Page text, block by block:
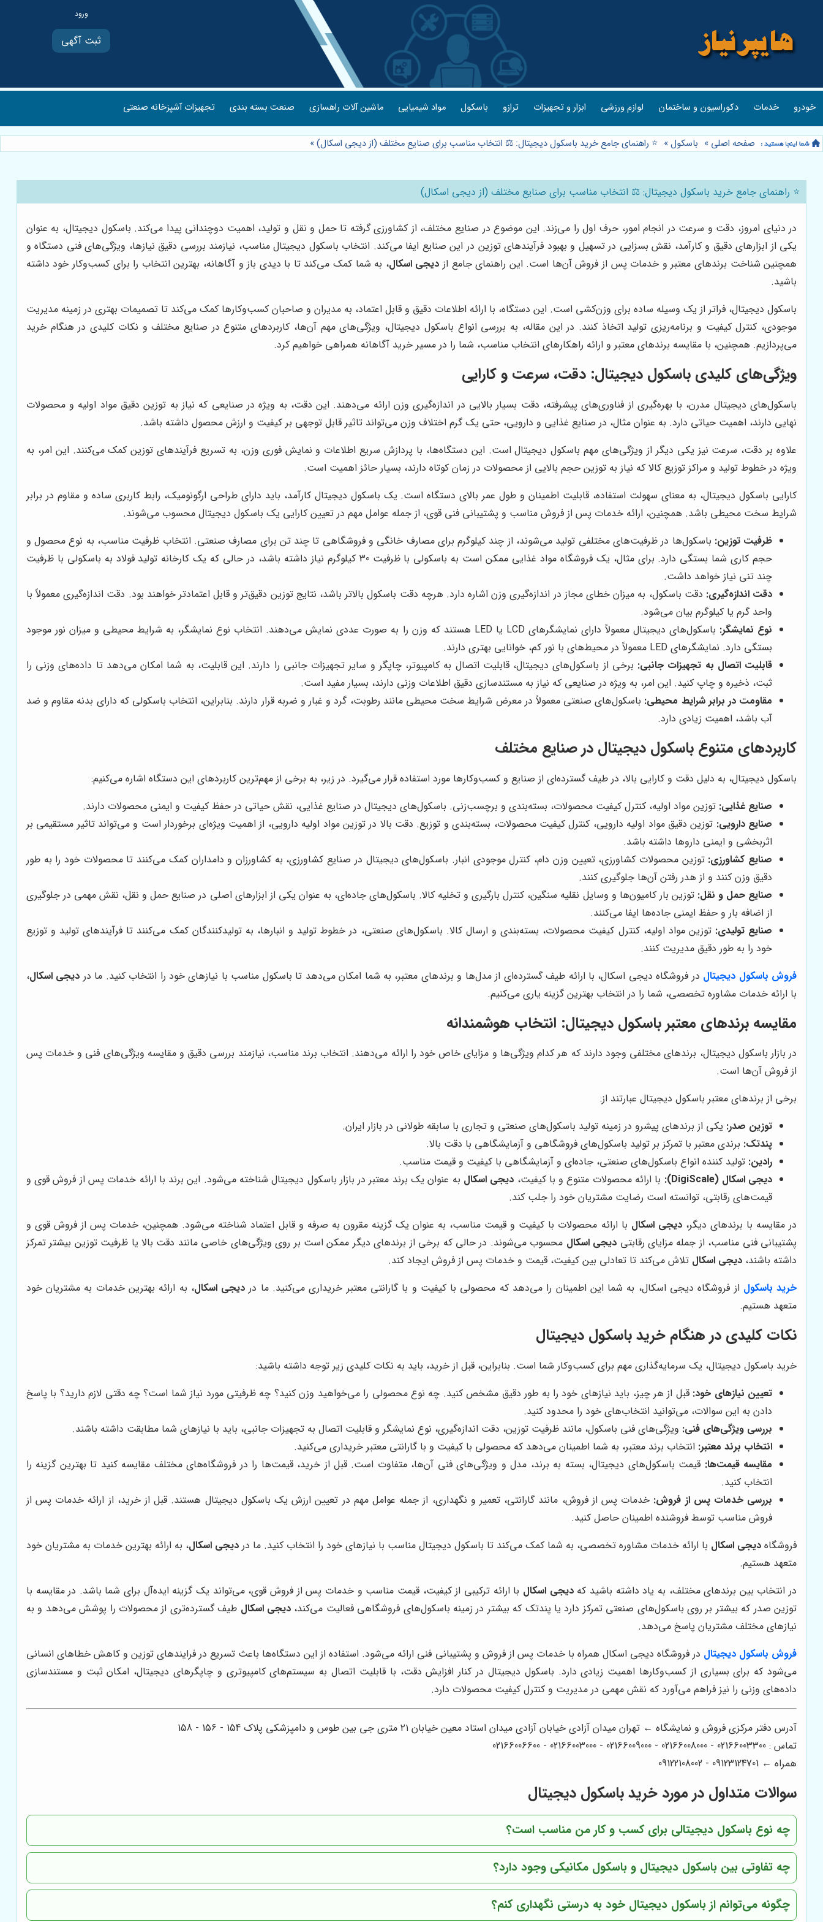
ثبت آگهی
خودرو خدمات دکوراسیون و ساختمان لوازم ورزشی ابزار و تجهیزات ترازو باسکول مواد شیمیایی ماشین آلات راهسازی صنعت بسته بندی تجهیزات آشپزخانه صنعتی
صفحه اصلی » باسکول» ⭐️ راهنمای جامع خرید باسکول دیجیتال: ⚖️ انتخاب مناسب برای صنایع مختلف (از دیجی اسکال)»
⭐️ راهنمای جامع خرید باسکول دیجیتال: ⚖️ انتخاب مناسب برای صنایع مختلف (از دیجی اسکال)
در دنیای امروز، دقت و سرعت در انجام امور، حرف اول را می‌زند. این موضوع در صنایع مختلف، از کشاورزی گرفته تا حمل و نقل و تولید، اهمیت دوچندانی پیدا می‌کند. باسکول دیجیتال، به عنوان
یکی از ابزارهای دقیق و کارآمد، نقش بسزایی در تسهیل و بهبود فرآیندهای توزین در این صنایع ایفا می‌کند. انتخاب باسکول دیجیتال مناسب، نیازمند بررسی دقیق نیازها، ویژگی‌های فنی دستگاه و
همچنین شناخت برندهای معتبر و خدمات پس از فروش آن‌ها است. این راهنمای جامع از دیجی اسکال، به شما کمک می‌کند تا با دیدی باز و آگاهانه، بهترین انتخاب را برای کسب‌وکار خود داشته
باشید.
باسکول دیجیتال، فراتر از یک وسیله ساده برای وزن‌کشی است. این دستگاه، با ارائه اطلاعات دقیق و قابل اعتماد، به مدیران و صاحبان کسب‌وکارها کمک می‌کند تا تصمیمات بهتری در زمینه مدیریت
موجودی، کنترل کیفیت و برنامه‌ریزی تولید اتخاذ کنند. در این مقاله، به بررسی انواع باسکول دیجیتال، ویژگی‌های مهم آن‌ها، کاربردهای متنوع در صنایع مختلف و نکات کلیدی در هنگام خرید
می‌پردازیم. همچنین، با مقایسه برندهای معتبر و ارائه راهکارهای انتخاب مناسب، شما را در مسیر خرید آگاهانه همراهی خواهیم کرد.
ویژگی‌های کلیدی باسکول دیجیتال: دقت، سرعت و کارایی
باسکول‌های دیجیتال مدرن، با بهره‌گیری از فناوری‌های پیشرفته، دقت بسیار بالایی در اندازه‌گیری وزن ارائه می‌دهند. این دقت، به ویژه در صنایعی که نیاز به توزین دقیق مواد اولیه و محصولات
نهایی دارند، اهمیت حیاتی دارد. به عنوان مثال، در صنایع غذایی و دارویی، حتی یک گرم اختلاف وزن می‌تواند تاثیر قابل توجهی بر کیفیت و ارزش محصول داشته باشد.
علاوه بر دقت، سرعت نیز یکی دیگر از ویژگی‌های مهم باسکول دیجیتال است. این دستگاه‌ها، با پردازش سریع اطلاعات و نمایش فوری وزن، به تسریع فرآیندهای توزین کمک می‌کنند. این امر، به
ویژه در خطوط تولید و مراکز توزیع کالا که نیاز به توزین حجم بالایی از محصولات در زمان کوتاه دارند، بسیار حائز اهمیت است.
کارایی باسکول دیجیتال، به معنای سهولت استفاده، قابلیت اطمینان و طول عمر بالای دستگاه است. یک باسکول دیجیتال کارآمد، باید دارای طراحی ارگونومیک، رابط کاربری ساده و مقاوم در برابر
شرایط سخت محیطی باشد. همچنین، ارائه خدمات پس از فروش مناسب و پشتیبانی فنی قوی، از جمله عوامل مهم در تعیین کارایی یک باسکول دیجیتال محسوب می‌شوند.
ظرفیت توزین: باسکول‌ها در ظرفیت‌های مختلفی تولید می‌شوند، از چند کیلوگرم برای مصارف خانگی و فروشگاهی تا چند تن برای مصارف صنعتی. انتخاب ظرفیت مناسب، به نوع محصول و
حجم کاری شما بستگی دارد. برای مثال، یک فروشگاه مواد غذایی ممکن است به باسکولی با ظرفیت 30 کیلوگرم نیاز داشته باشد، در حالی که یک کارخانه تولید فولاد به باسکولی با ظرفیت
چند تنی نیاز خواهد داشت.
دقت اندازه‌گیری: دقت باسکول، به میزان خطای مجاز در اندازه‌گیری وزن اشاره دارد. هرچه دقت باسکول بالاتر باشد، نتایج توزین دقیق‌تر و قابل اعتمادتر خواهند بود. دقت اندازه‌گیری معمولاً با
واحد گرم یا کیلوگرم بیان می‌شود.
نوع نمایشگر:
باسکول‌های دیجیتال معمولاً دارای نمایشگرهای LCD یا LED هستند که وزن را به صورت عددی نمایش می‌دهند. انتخاب نوع نمایشگر، به شرایط محیطی و میزان نور موجود
بستگی دارد. نمایشگرهای LED معمولاً در محیط‌های با نور کم، خوانایی بهتری دارند.
قابلیت اتصال به تجهیزات جانبی: برخی از باسکول‌های دیجیتال، قابلیت اتصال به کامپیوتر، چاپگر و سایر تجهیزات جانبی را دارند. این قابلیت، به شما امکان می‌دهد تا داده‌های وزنی را
ثبت، ذخیره و چاپ کنید. این امر، به ویژه در صنایعی که نیاز به مستندسازی دقیق اطلاعات وزنی دارند، بسیار مفید است.
مقاومت در برابر شرایط محیطی: باسکول‌های صنعتی معمولاً در معرض شرایط سخت محیطی مانند رطوبت، گرد و غبار و ضربه قرار دارند. بنابراین، انتخاب باسکولی که دارای بدنه مقاوم و ضد
آب باشد، اهمیت زیادی دارد.
کاربردهای متنوع باسکول دیجیتال در صنایع مختلف
باسکول دیجیتال، به دلیل دقت و کارایی بالا، در طیف گسترده‌ای از صنایع و کسب‌وکارها مورد استفاده قرار می‌گیرد. در زیر، به برخی از مهم‌ترین کاربردهای این دستگاه اشاره می‌کنیم:
صنایع غذایی: توزین مواد اولیه، کنترل کیفیت محصولات، بسته‌بندی و برچسب‌زنی. باسکول‌های دیجیتال در صنایع غذایی، نقش حیاتی در حفظ کیفیت و ایمنی محصولات دارند.
صنایع دارویی: توزین دقیق مواد اولیه دارویی، کنترل کیفیت محصولات، بسته‌بندی و توزیع. دقت بالا در توزین مواد اولیه دارویی، از اهمیت ویژه‌ای برخوردار است و می‌تواند تاثیر مستقیمی بر
اثربخشی و ایمنی داروها داشته باشد.
صنایع کشاورزی: توزین محصولات کشاورزی، تعیین وزن دام، کنترل موجودی انبار. باسکول‌های دیجیتال در صنایع کشاورزی، به کشاورزان و دامداران کمک می‌کنند تا محصولات خود را به طور
دقیق وزن کنند و از هدر رفتن آن‌ها جلوگیری کنند.
صنایع حمل و نقل: توزین بار کامیون‌ها و وسایل نقلیه سنگین، کنترل بارگیری و تخلیه کالا. باسکول‌های جاده‌ای، به عنوان یکی از ابزارهای اصلی در صنایع حمل و نقل، نقش مهمی در جلوگیری
از اضافه بار و حفظ ایمنی جاده‌ها ایفا می‌کنند.
صنایع تولیدی: توزین مواد اولیه، کنترل کیفیت محصولات، بسته‌بندی و ارسال کالا. باسکول‌های صنعتی، در خطوط تولید و انبارها، به تولیدکنندگان کمک می‌کنند تا فرآیندهای تولید و توزیع
خود را به طور دقیق مدیریت کنند.
فروش باسکول دیجیتال در فروشگاه دیجی اسکال، با ارائه طیف گسترده‌ای از مدل‌ها و برندهای معتبر، به شما امکان می‌دهد تا باسکول مناسب با نیازهای خود را انتخاب کنید. ما در دیجی اسکال،
با ارائه خدمات مشاوره تخصصی، شما را در انتخاب بهترین گزینه یاری می‌کنیم.
مقایسه برندهای معتبر باسکول دیجیتال: انتخاب هوشمندانه
در بازار باسکول دیجیتال، برندهای مختلفی وجود دارند که هر کدام ویژگی‌ها و مزایای خاص خود را ارائه می‌دهند. انتخاب برند مناسب، نیازمند بررسی دقیق و مقایسه ویژگی‌های فنی و خدمات پس
از فروش آن‌ها است.
برخی از برندهای معتبر باسکول دیجیتال عبارتند از:
توزین صدر: یکی از برندهای پیشرو در زمینه تولید باسکول‌های صنعتی و تجاری با سابقه طولانی در بازار ایران.
پندتک: برندی معتبر با تمرکز بر تولید باسکول‌های فروشگاهی و آزمایشگاهی با دقت بالا.
رادین: تولید کننده انواع باسکول‌های صنعتی، جاده‌ای و آزمایشگاهی با کیفیت و قیمت مناسب.
دیجی اسکال (DigiScale):
با ارائه محصولات متنوع و با کیفیت، دیجی اسکال به عنوان یک برند معتبر در بازار باسکول دیجیتال شناخته می‌شود. این برند با ارائه خدمات پس از فروش قوی و
قیمت‌های رقابتی، توانسته است رضایت مشتریان خود را جلب کند.
در مقایسه با برندهای دیگر،دیجی اسکال با ارائه محصولات با کیفیت و قیمت مناسب، به عنوان یک گزینه مقرون به صرفه و قابل اعتماد شناخته می‌شود. همچنین، خدمات پس از فروش قوی و
پشتیبانی فنی مناسب، از جمله مزایای رقابتی دیجی اسکال محسوب می‌شوند. در حالی که برخی از برندهای دیگر ممکن است بر روی ویژگی‌های خاصی مانند دقت بالا یا ظرفیت توزین بیشتر تمرکز
داشته باشند، دیجی اسکال تلاش می‌کند تا تعادلی بین کیفیت، قیمت و خدمات پس از فروش ایجاد کند.
خرید باسکول از فروشگاه دیجی اسکال، به شما این اطمینان را می‌دهد که محصولی با کیفیت و با گارانتی معتبر خریداری می‌کنید. ما در دیجی اسکال، به ارائه بهترین خدمات به مشتریان خود
متعهد هستیم.
نکات کلیدی در هنگام خرید باسکول دیجیتال
خرید باسکول دیجیتال، یک سرمایه‌گذاری مهم برای کسب‌وکار شما است. بنابراین، قبل از خرید، باید به نکات کلیدی زیر توجه داشته باشید:
تعیین نیازهای خود: قبل از هر چیز، باید نیازهای خود را به طور دقیق مشخص کنید. چه نوع محصولی را می‌خواهید وزن کنید؟ چه ظرفیتی مورد نیاز شما است؟ چه دقتی لازم دارید؟ با پاسخ
دادن به این سوالات، می‌توانید انتخاب‌های خود را محدود کنید.
بررسی ویژگی‌های فنی: ویژگی‌های فنی باسکول، مانند ظرفیت توزین، دقت اندازه‌گیری، نوع نمایشگر و قابلیت اتصال به تجهیزات جانبی، باید با نیازهای شما مطابقت داشته باشند.
انتخاب برند معتبر: انتخاب برند معتبر، به شما اطمینان می‌دهد که محصولی با کیفیت و با گارانتی معتبر خریداری می‌کنید.
مقایسه قیمت‌ها: قیمت باسکول‌های دیجیتال، بسته به برند، مدل و ویژگی‌های فنی آن‌ها، متفاوت است. قبل از خرید، قیمت‌ها را در فروشگاه‌های مختلف مقایسه کنید تا بهترین گزینه را
انتخاب کنید.
بررسی خدمات پس از فروش: خدمات پس از فروش، مانند گارانتی، تعمیر و نگهداری، از جمله عوامل مهم در تعیین ارزش یک باسکول دیجیتال هستند. قبل از خرید، از ارائه خدمات پس از
فروش مناسب توسط فروشنده اطمینان حاصل کنید.
فروشگاه دیجی اسکال با ارائه خدمات مشاوره تخصصی، به شما کمک می‌کند تا باسکول دیجیتال مناسب با نیازهای خود را انتخاب کنید. ما دردیجی اسکال، به ارائه بهترین خدمات به مشتریان خود
متعهد هستیم.
در انتخاب بین برندهای مختلف، به یاد داشته باشید کهدیجی اسکال با ارائه ترکیبی از کیفیت، قیمت مناسب و خدمات پس از فروش قوی، می‌تواند یک گزینه ایده‌آل برای شما باشد. در مقایسه با
توزین صدر که بیشتر بر روی باسکول‌های صنعتی تمرکز دارد یا پندتک که بیشتر در زمینه باسکول‌های فروشگاهی فعالیت می‌کند،دیجی اسکال طیف گسترده‌تری از محصولات را پوشش می‌دهد و به
نیازهای مختلف مشتریان پاسخ می‌دهد.
فروش باسکول دیجیتال در فروشگاه دیجی اسکال همراه با خدمات پس از فروش و پشتیبانی فنی ارائه می‌شود. استفاده از این دستگاه‌ها باعث تسریع در فرایندهای توزین و کاهش خطاهای انسانی
می‌شود که برای بسیاری از کسب‌وکارها اهمیت زیادی دارد. باسکول دیجیتال در کنار افزایش دقت، با قابلیت اتصال به سیستم‌های کامپیوتری و چاپگرهای دیجیتال، امکان ثبت و مستندسازی
داده‌های وزنی را نیز فراهم می‌آورد که نقش مهمی در مدیریت و کنترل کیفیت محصولات دارد.
آدرس دفتر مرکزی فروش و نمایشگاه ← تهران میدان آزادی خیابان آزادی میدان استاد معین خیابان ۲۱ متری جی بین طوس و دامپزشکی پلاک 154 - 156 - 158
تماس : 02166003300 - 02166008000 - 02166009000 - 02166003000 - 02166006600
همراه ← 09123124701 - 09122108002
سوالات متداول در مورد خرید باسکول دیجیتال
چه نوع باسکول دیجیتالی برای کسب و کار من مناسب است؟
چه تفاوتی بین باسکول دیجیتال و باسکول مکانیکی وجود دارد؟
چگونه می‌توانم از باسکول دیجیتال خود به درستی نگهداری کنم؟